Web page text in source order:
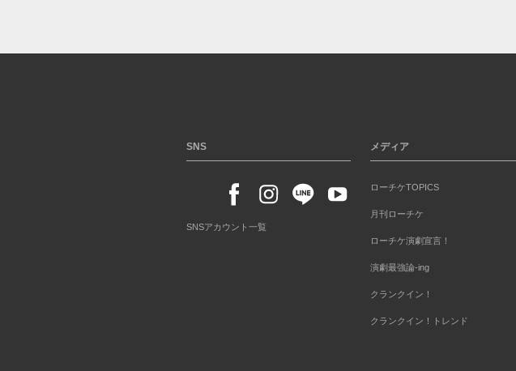
SNS
SNSアカウント一覧
メディア
ローチケTOPICS
月刊ローチケ
ローチケ演劇宣言！
演劇最強論-ing
クランクイン！
クランクイン！トレンド